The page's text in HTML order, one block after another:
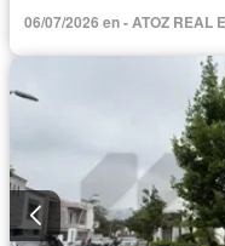
Circuito cerrado de
Estacionamiento
Gas
Seguridad
Zonas verdes
06/07/2026 en - ATOZ REAL